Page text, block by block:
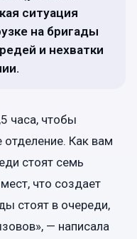
ситуация
на бригады
и нехватки
часа, чтобы
отделение. Как вам
стоят семь
что создает
стоят в очереди,
— написала